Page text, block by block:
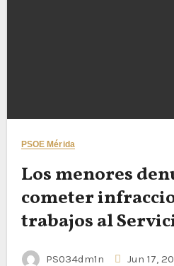
PSOE Mérida
Los menores
cometer
trabajos al
Comunidad
PS034dm1n Jun 17,